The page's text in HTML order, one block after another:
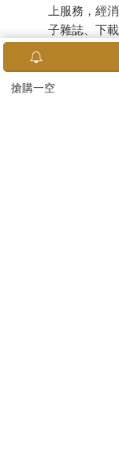
上服務，經
子雜誌、下
已拆封之個
若非上列種類商
搶購一空